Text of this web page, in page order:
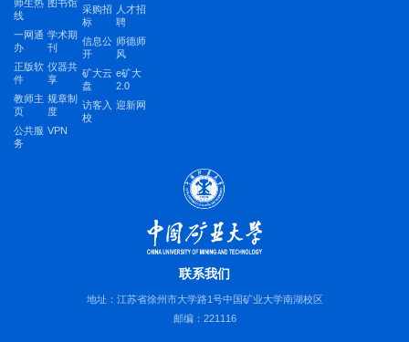
师生热
线
图书馆
一网通
办
学术期
刊
正版软
件
仪器共
享
教师主
页
规章制
度
公共服
务
VPN
采购招
标
人才招
聘
信息公
开
师德师
风
矿大云
盘
e矿大
2.0
访客入
校
迎新网
联系我们
地址：江苏省徐州市大学路1号中国矿业大学南湖校区
邮编：221116